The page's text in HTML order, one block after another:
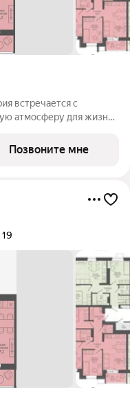
встречается с
атмосферу для жизни.
Кача, по
Позвоните мне
19